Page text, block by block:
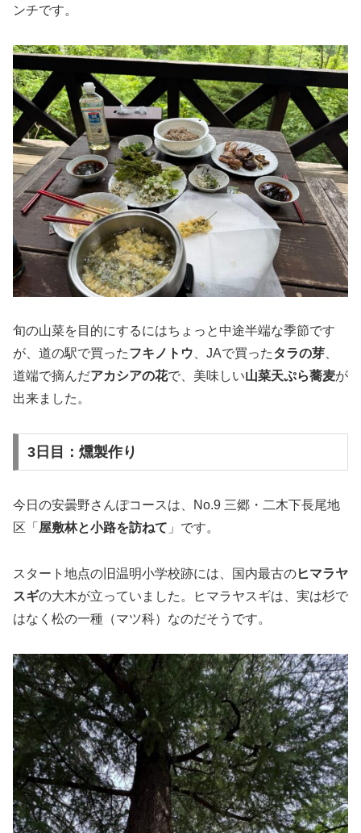
ンチです。
旬の山菜を目的にするにはちょっと中途半端な季節です
が、道の駅で買ったフキノトウ 、JAで買ったタラの芽
道端で摘んだアカシアの花で、美味しい山菜天ぷら蕎麦が
出来ました。
3日目：燻製作り
今日の安曇野さんぽコースは、No.9 三郷・二木下長尾地
区「 屋敷林と小路を訪ねて 」です。
スタート地点の旧温明小学校跡には、国内最古のヒマラヤ
スギの大木が立っていました。ヒマラヤスギは、実は杉で
はなく松の一種（マツ科）なのだそうです。